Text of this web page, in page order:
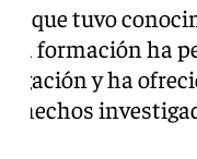
que tuvo
La formación ha
y ha
hechos